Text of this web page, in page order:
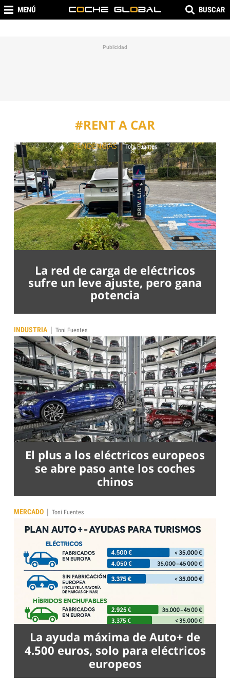
MENÚ BUSCAR
#RENT A CAR
TENDENCIAS|Toni Fuentes
La red de carga de eléctricos
sufre un leve ajuste, pero gana
potencia
INDUSTRIA | Toni Fuentes
El plus a los eléctricos europeos
se abre paso ante los coches
chinos
MERCADO | Toni Fuentes
La ayuda máxima de Auto+ de
4.500 euros, solo para eléctricos
europeos